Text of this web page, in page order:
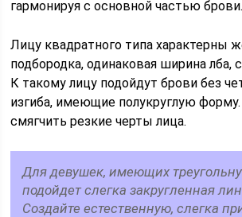
гармонируя с основной частью брови.
Лицу квадратного типа характерны
подбородка, одинаковая ширина лба,
К такому лицу подойдут брови без
изгиба, имеющие полукруглую
смягчить резкие черты лица.
Для девушек, имеющих
подойдет слегка закругленная
Создайте естественную, слегка